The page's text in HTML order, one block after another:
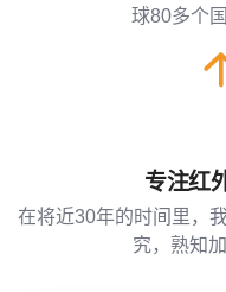
球80多个
专注红
在将近30年的时间里，
究，熟知